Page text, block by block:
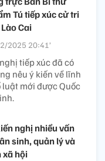
Tú tiếp xúc cử tri
Cai
2025 20:41’
tiếp xúc đã có
nêu ý kiến về lĩnh
luật mới được Quốc
nghị nhiều vấn
sinh, quản lý và
xã hội